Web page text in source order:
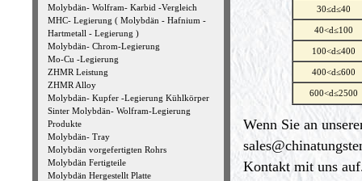
Molybdän- Wolfram- Karbid -Vergleich
MHC- Legierung ( Molybdän - Hafnium -
Hartmetall - Legierung )
Molybdän- Chrom-Legierung
Mo-Cu -Legierung
ZHMR Leistung
ZHMR Alloy
Molybdän- Kupfer -Legierung Kühlkörper
Sinter Molybdän- Wolfram-Legierung
Produkte
Molybdän- Tray
Molybdän vorgefertigten Rohrs
Molybdän Fertigteile
Molybdän Hergestellt Platte
30≤d≤40
40<d≤100
100<d≤400
400<d≤600
600<d≤2500
Wenn Sie an
Kontakt mit uns